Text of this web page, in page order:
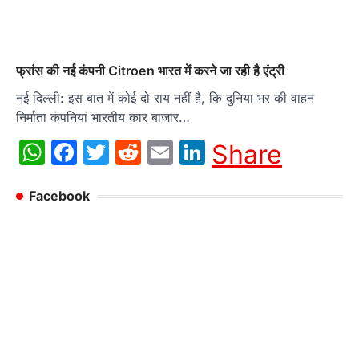
फ्रांस की नई कंपनी Citroen भारत में करने जा रही है एंट्री
नई दिल्ली: इस बात में कोई दो राय नहीं है, कि दुनिया भर की वाहन
निर्माता कंपनियां भारतीय कार बाजार…
WhatsApp
Facebook
Twitter
Reddit
EmailLinkedIn
Share
Facebook